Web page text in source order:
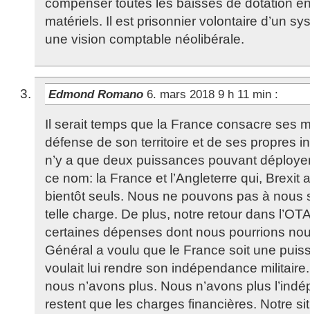
compenser toutes les baisses de dotation
matériels. Il est prisonnier volontaire d’un
une vision comptable néolibérale.
Edmond Romano 6. mars 2018 9 h 11 min :
Il serait temps que la France consacre ses
défense de son territoire et de ses propres
n’y a que deux puissances pouvant
ce nom: la France et l’Angleterre qui, Brexit
bientôt seuls. Nous ne pouvons pas à nous
telle charge. De plus, notre retour dans
certaines dépenses dont nous pourrions
Général a voulu que le France soit une
voulait lui rendre son indépendance
nous n’avons plus. Nous n’avons plus
restent que les charges financières. Notre